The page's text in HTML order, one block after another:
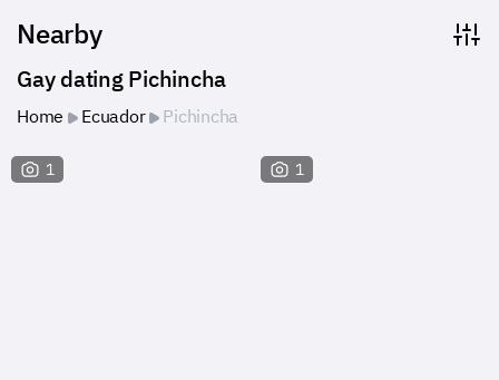
Nearby
Gay dating Pichincha
Home Ecuador Pichincha
1 1